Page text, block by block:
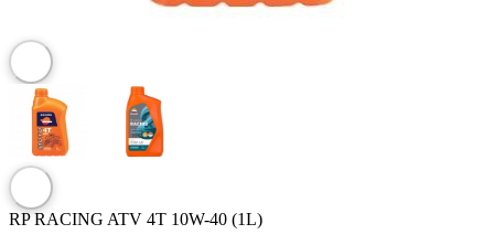
RP RACING ATV 4T 10W-40 (1L)